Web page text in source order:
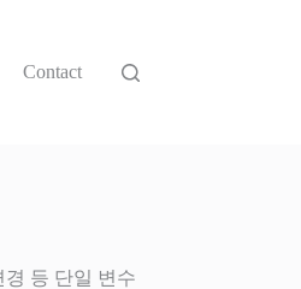
Contact
등 단일 변수